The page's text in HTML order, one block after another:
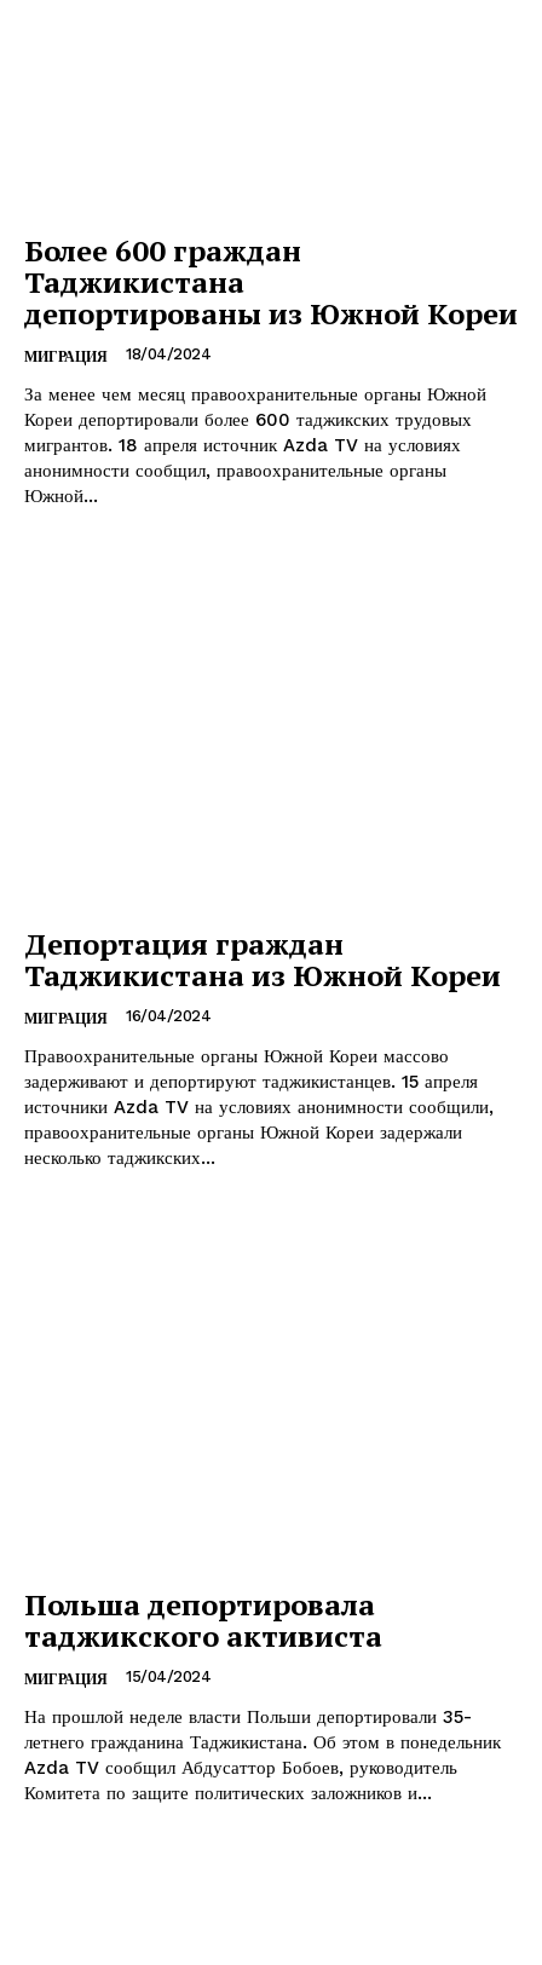
Более 600 граждан
Таджикистана
депортированы из Южной Кореи
МИГРАЦИЯ 18/04/2024
За менее чем месяц правоохранительные органы Южной
Кореи депортировали более 600 таджикских трудовых
мигрантов. 18 апреля источник Azda TV на условиях
анонимности сообщил, правоохранительные органы
Южной...
Депортация граждан
Таджикистана из Южной Кореи
МИГРАЦИЯ 16/04/2024
Правоохранительные органы Южной Кореи массово
задерживают и депортируют таджикистанцев. 15 апреля
источники Azda TV на условиях анонимности сообщили,
правоохранительные органы Южной Кореи задержали
несколько таджикских...
Польша депортировала
таджикского активиста
МИГРАЦИЯ 15/04/2024
На прошлой неделе власти Польши депортировали 35-
летнего гражданина Таджикистана. Об этом в понедельник
Azda TV сообщил Абдусаттор Бобоев, руководитель
Комитета по защите политических заложников и...